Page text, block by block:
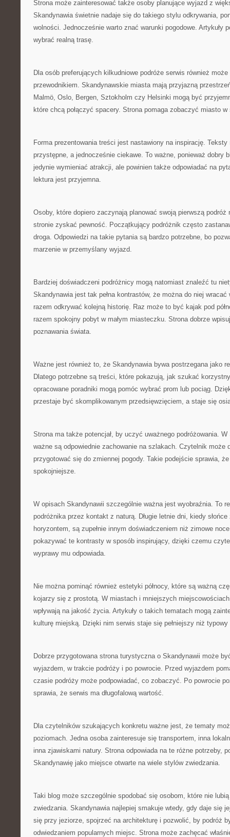
Strona może zainteresować także osoby planujące wyjazd z
Skandynawia świetnie nadaje się do takiego stylu odkrywania,
wolności. Jednocześnie warto znać warunki pogodowe. Artykuły
wybrać realną trasę.
Dla osób preferujących kilkudniowe podróże serwis również
przewodnikiem. Skandynawskie miasta mają przyjazną
Malmö, Oslo, Bergen, Sztokholm czy Helsinki mogą być
które chcą połączyć spacery. Strona pomaga zobaczyć miasto
Forma prezentowania treści jest nastawiony na inspirację.
przystępne, a jednocześnie ciekawe. To ważne, ponieważ dobry
jedynie wymieniać atrakcji, ale powinien także odpowiadać na
lektura jest przyjemna.
Osoby, które dopiero zaczynają planować swoją pierwszą podróż
stronie zyskać pewność. Początkujący podróżnik często
droga. Odpowiedzi na takie pytania są bardzo potrzebne, bo
marzenie w przemyślany wyjazd.
Bardziej doświadczeni podróżnicy mogą natomiast znaleźć tu
Skandynawia jest tak pełna kontrastów, że można do niej
razem odkrywać kolejną historię. Raz może to być kajak pod
razem spokojny pobyt w małym miasteczku. Strona dobrze
poznawania świata.
Ważne jest również to, że Skandynawia bywa postrzegana jako
Dlatego potrzebne są treści, które pokazują, jak szukać
opracowane poradniki mogą pomóc wybrać prom lub pociąg.
przestaje być skomplikowanym przedsięwzięciem, a staje się
Strona ma także potencjał, by uczyć uważnego podróżowania.
ważne są odpowiednie zachowanie na szlakach. Czytelnik może
przygotować się do zmiennej pogody. Takie podejście sprawia,
spokojniejsze.
W opisach Skandynawii szczególnie ważna jest wyobraźnia. To
podróżnika przez kontakt z naturą. Długie letnie dni, kiedy
horyzontem, są zupełnie innym doświadczeniem niż zimowe
pokazywać te kontrasty w sposób inspirujący, dzięki czemu
wyprawy mu odpowiada.
Nie można pominąć również estetyki północy, które są ważną
kojarzy się z prostotą. W miastach i mniejszych
wpływają na jakość życia. Artykuły o takich tematach mogą
kulturę miejską. Dzięki nim serwis staje się pełniejszy niż
Dobrze przygotowana strona turystyczna o Skandynawii może
wyjazdem, w trakcie podróży i po powrocie. Przed wyjazdem
czasie podróży może podpowiadać, co zobaczyć. Po powrocie
sprawia, że serwis ma długofalową wartość.
Dla czytelników szukających konkretu ważne jest, że tematy
poziomach. Jedna osoba zainteresuje się transportem, inna
inna zjawiskami natury. Strona odpowiada na te różne potrzeby,
Skandynawię jako miejsce otwarte na wiele stylów zwiedzania.
Taki blog może szczególnie spodobać się osobom, które nie
zwiedzania. Skandynawia najlepiej smakuje wtedy, gdy daje się
się przy jeziorze, spojrzeć na architekturę i pozwolić, by podróż
odwiedzaniem popularnych miejsc. Strona może zachęcać